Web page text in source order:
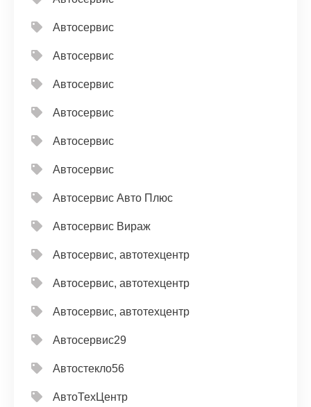
Автосервис
Автосервис
Автосервис
Автосервис
Автосервис
Автосервис
Автосервис Авто Плюс
Автосервис Вираж
Автосервис, автотехцентр
Автосервис, автотехцентр
Автосервис, автотехцентр
Автосервис29
Автостекло56
АвтоТехЦентр